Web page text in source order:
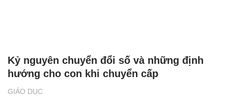
GIÁO DỤC
Kỷ nguyên chuyển đổi số và những định
hướng cho con khi chuyển cấp